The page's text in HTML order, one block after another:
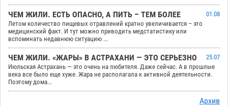
ЧЕМ ЖИЛИ. ЕСТЬ ОПАСНО, А ПИТЬ – ТЕМ БОЛЕЕ
01.08
Летом количество пищевых отравлений кратно увеличивается – это
медицинский факт. И тут можно приводить медстатистику или
вспоминать недавнюю ситуацию ...
ЧЕМ ЖИЛИ. «ЖАРЫ» В АСТРАХАНИ — ЭТО СЕРЬЕЗНО
25.07
Июльская Астрахань — это очень на любителя. Даже сейчас. А в прошлые
века все было еще хуже. Жара не располагала к активной деятельности.
Поэтому дома...
Архив